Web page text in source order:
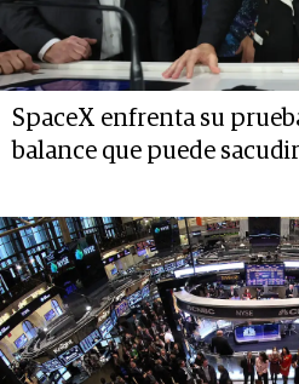
SpaceX enfrenta su
balance que puede